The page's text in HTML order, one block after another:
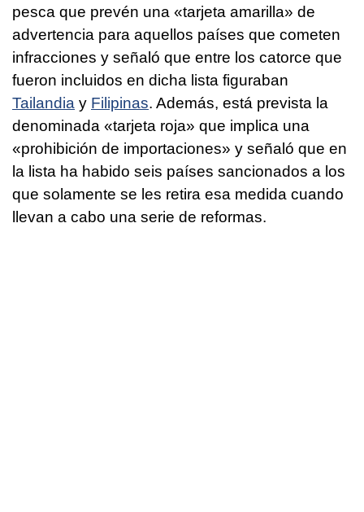
pesca que prevén una «tarjeta amarilla» de
advertencia para aquellos países que cometen
infracciones y señaló que entre los catorce que
fueron incluidos en dicha lista figuraban
Tailandia y Filipinas. Además, está prevista la
denominada «tarjeta roja» que implica una
«prohibición de importaciones» y señaló que en
la lista ha habido seis países sancionados a los
que solamente se les retira esa medida cuando
llevan a cabo una serie de reformas.